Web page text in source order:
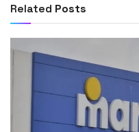
Related Posts